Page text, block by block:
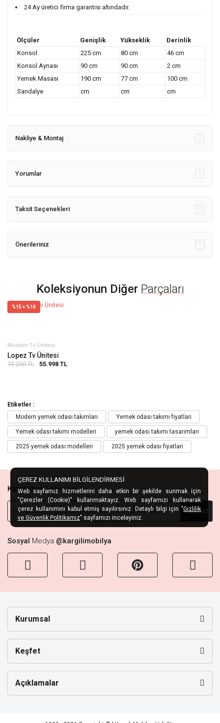
24 Ay üretici firma garantisi altındadır.
Ölçüler Genişlik Yükseklik
Derinlik
Konsol
225 cm 80 cm
46 cm
Konsol Aynası
90 cm 90 cm
2 cm
Yemek Masası
190 cm 77 cm
100 cm
Sandalye
cm cm cm
Nakliye & Montaj
Yorumlar
Taksit Seçenekleri
Önerileriniz
Koleksiyonun Diğer Parçaları
%15 + %10
Modern Tv Ünitesi
Lopez Tv Ünitesi
73.200 TL 55.998 TL
Etiketler :
Modern yemek odası takımları
Yemek odası takımı fiyatları
Yemek odası takımı modelleri yemek odası takımı tasarımları
2025 yemek odası modelleri 2025 yemek odası fiyatları
KampanyaHabercisi
Kaydol
Sosyal Medya @kargilimobilya
Kurumsal
Keşfet
Açıklamalar
ÇEREZ KULLANIMI BİLGİLENDİRMESİ
Web sayfamız hizmetlerini daha etkin bir şekilde sunmak için
"Çerezler (Cookie)" kullanmaktayız. Web sayfamızı kullanarak
çerez kullanımını kabul etmiş sayılırsınız. Detaylı bilgi için "Gizlilik
ve Güvenlik Politikamız" sayfamızı inceleyiniz.